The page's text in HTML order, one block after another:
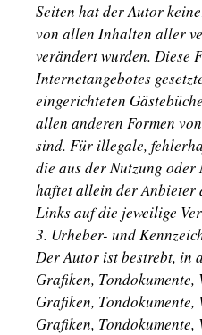
Seiten hat der Autor
von allen Inhalten aller
verändert wurden. Diese
Internetangebotes
eingerichteten
allen anderen Formen
sind. Für illegale,
die aus der Nutzung
haftet allein der Anbieter
Links auf die jeweilige
3. Urheber- und
Der Autor ist bestrebt, in
Grafiken, Tondokumente,
Grafiken, Tondokumente,
Grafiken, Tondokumente,